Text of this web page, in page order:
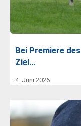
Bei Premiere
Ziel…
4. Juni 2026